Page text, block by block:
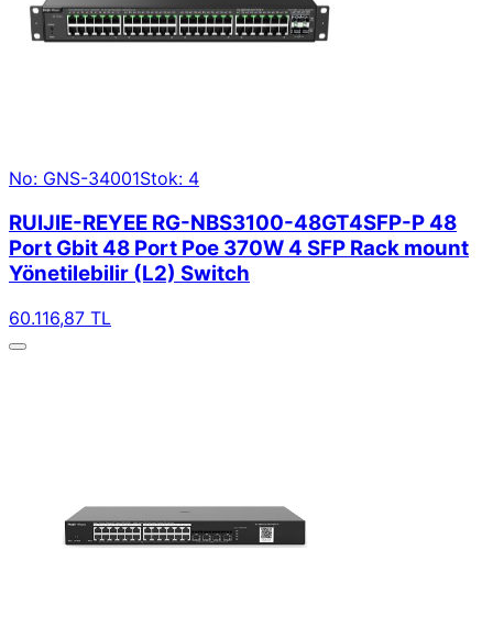
No: GNS-34001Stok: 4
RUIJIE-REYEE RG-NBS3100-48GT4SFP-P 48
Port Gbit 48 Port Poe 370W 4 SFP Rack mount
Yönetilebilir (L2) Switch
60.116,87 TL